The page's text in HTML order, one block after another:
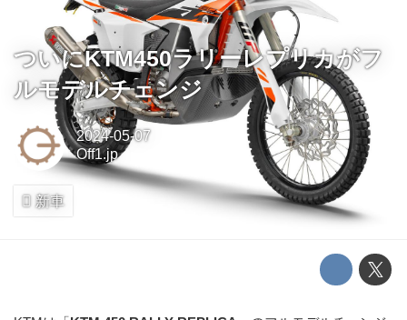
ついにKTM450ラリーレプリカがフ
ルモデルチェンジ
2024-05-07
Off1.jp
新車